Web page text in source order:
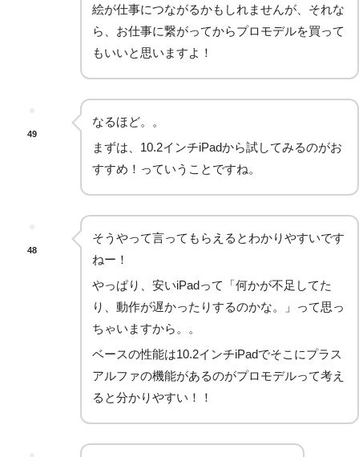
絵が仕事につながるかもしれませんが、それな
ら、お仕事に繋がってからプロモデルを買って
もいいと思いますよ！
49
なるほど。。
まずは、10.2インチiPadから試してみるのがお
すすめ！っていうことですね。
48
そうやって言ってもらえるとわかりやすいです
ねー！
やっぱり、安いiPadって「何かが不足してた
り、動作が遅かったりするのかな。」って思っ
ちゃいますから。。
ベースの性能は10.2インチiPadでそこにプラス
アルファの機能があるのがプロモデルって考え
ると分かりやすい！！